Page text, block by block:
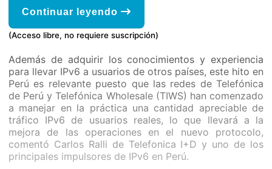
Continuar leyendo
(Acceso libre, no requiere suscripción)
Además de adquirir los conocimientos y experiencia
para llevar IPv6 a usuarios de otros países, este hito en
Perú es relevante puesto que las redes de Telefónica
de Perú y Telefónica Wholesale (TIWS) han comenzado
a manejar en la práctica una cantidad apreciable de
tráfico IPv6 de usuarios reales, lo que llevará a la
mejora de las operaciones en el nuevo protocolo,
comentó Carlos Ralli de Telefonica I+D y uno de los
principales impulsores de IPv6 en Perú.